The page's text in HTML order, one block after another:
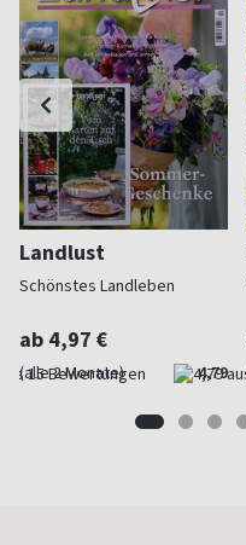
Landlust
Schönstes Landleben
ab 4,97 €
(alle 2 Monate) 4,79